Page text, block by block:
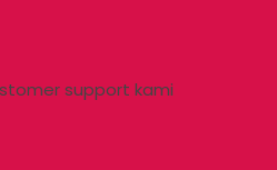
support kami